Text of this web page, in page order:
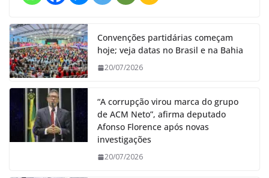
Convenções partidárias começam
hoje; veja datas no Brasil e na Bahia
20/07/2026
“A corrupção virou marca do grupo
de ACM Neto”, afirma deputado
Afonso Florence após novas
investigações
20/07/2026